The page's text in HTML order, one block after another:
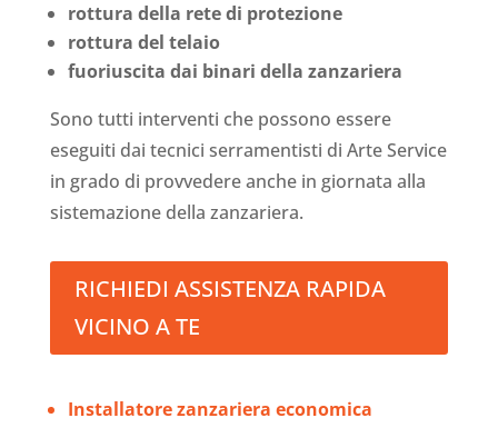
rottura della rete di protezione
rottura del telaio
fuoriuscita dai binari della zanzariera
Sono tutti interventi che possono essere
eseguiti dai tecnici serramentisti di Arte Service
in grado di provvedere anche in giornata alla
sistemazione della zanzariera.
RICHIEDI ASSISTENZA RAPIDA
VICINO A TE
Installatore zanzariera economica